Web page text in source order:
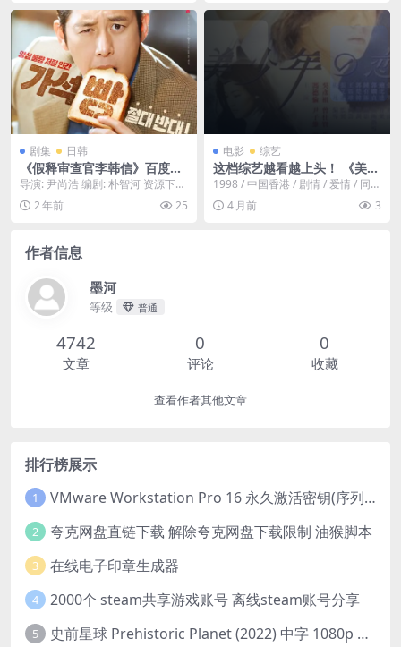
剧集 日韩
《假释审查官李韩信》百度云
网盘下载.阿里云盘.韩语中字.
(2024)
导演: 尹尚浩 编剧: 朴智河 资源下
载：假释审查官李韩信下载阿里云
盘,百度云盘...
2 年前 25
电影 综艺
这档综艺越看越上头！ 《美少
年之恋》百度云网 《美少年之
恋》百度云网盘 . 1998 中字
未删减 限时转存
1998 / 中国香港 / 剧情 / 爱情 / 同
性。MB Jet（冯德伦）倚仗...
4 月前 3
作者信息
墨河
等级 普通
4742
文章
0
评论
0
收藏
查看作者其他文章
排行榜展示
1 VMware Workstation Pro 16 永久激活密钥(序列号)
2 夸克网盘直链下载 解除夸克网盘下载限制 油猴脚本
3 在线电子印章生成器
4 2000个 steam共享游戏账号 离线steam账号分享
5 史前星球 Prehistoric Planet (2022) 中字 1080p 高清 阿里云盘 2022.5.27已更新全集